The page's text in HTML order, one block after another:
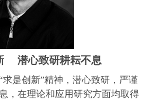
潜心致研耕耘不息
是创新”精神，潜心致研，严谨
，在理论和应用研究方面均取得